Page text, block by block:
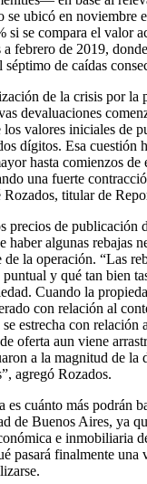
se ubicó en noviembre
si se compara el valor
febrero de 2019,
de caídas
de la crisis por la
devaluaciones
los valores iniciales de
dígitos. Esa cuestión
hasta comienzos de
una fuerte
Rozados, titular de
precios de publicación
haber algunas rebajas
la operación. “Las
y qué tan bien
Cuando la
con relación al
estrecha con relación
oferta aun viene
a la magnitud de la
agregó Rozados.
es cuánto más podrán
de Buenos Aires, ya
e inmobiliaria
pasará finalmente una